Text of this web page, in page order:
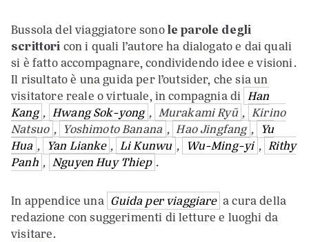
Bussola del viaggiatore sonole parole degli
scrittori con i quali l’autore ha dialogato e dai quali
si è fatto accompagnare, condividendo idee e visioni.
Il risultato è una guida per l’outsider, che sia un
visitatore reale o virtuale, in compagnia di Han
Kang , Hwang Sok-yong , Murakami Ryū , Kirino
Natsuo , Yoshimoto Banana , Hao Jingfang , Yu
Hua , Yan Lianke , Li Kunwu , Wu-Ming-yi , Rithy
Panh , Nguyen Huy Thiep .
In appendice una Guida per viaggiare a cura della
redazione con suggerimenti di letture e luoghi da
visitare.